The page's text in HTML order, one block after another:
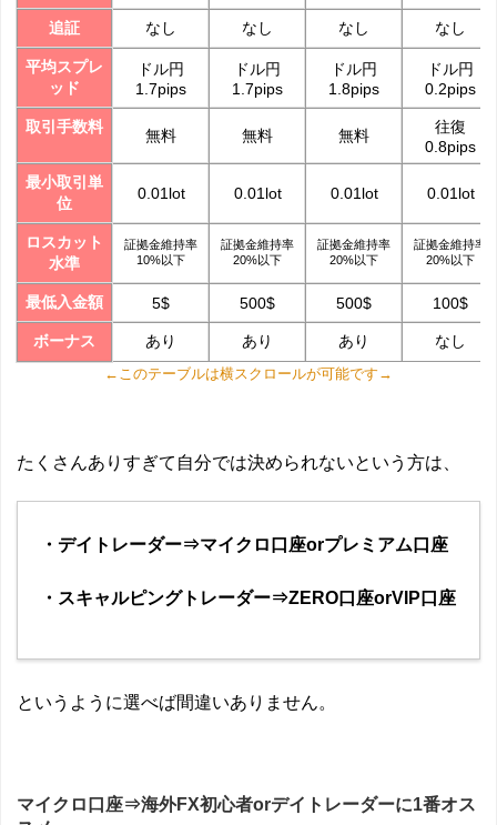
追証 なし なし なし なし
平均スプレ
ッド
ドル円
1.7pips
ドル円
1.7pips
ドル円
1.8pips
ドル円
0.2pips
取引手数料 無料 無料 無料
往復
0.8pips
最小取引単
位
0.01lot 0.01lot 0.01lot 0.01lot
ロスカット
水準
証拠金維持率
10%以下
証拠金維持率
20%以下
証拠金維持率
20%以下
証拠金維持率
20%以下
最低入金額 5$ 500$ 500$ 100$
ボーナス あり あり あり なし
←このテーブルは横スクロールが可能です→
たくさんありすぎて自分では決められないという方は、
・デイトレーダー⇒マイクロ口座orプレミアム口座
・スキャルピングトレーダー⇒ZERO口座orVIP口座
というように選べば間違いありません。
マイクロ口座⇒海外FX初心者orデイトレーダーに1番オス